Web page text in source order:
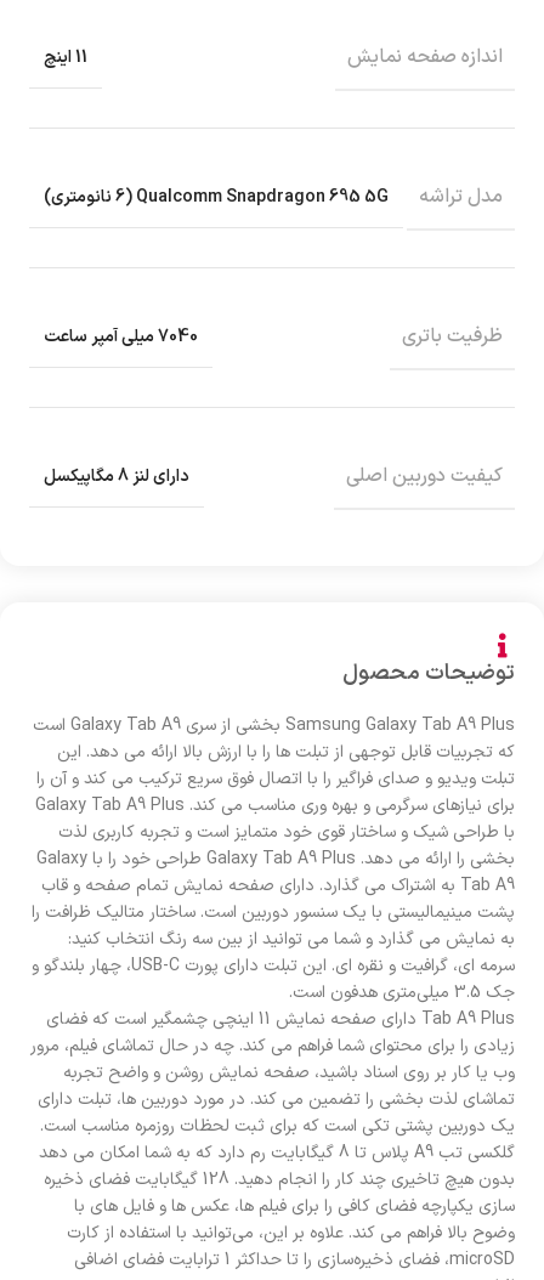
توضیحات محصول
Samsung Galaxy Tab A9 Plus بخشی از سری Galaxy Tab A9 است
که تجربیات قابل توجهی از تبلت ها را با ارزش بالا ارائه می دهد. این
تبلت ویدیو و صدای فراگیر را با اتصال فوق سریع ترکیب می کند و آن را
برای نیازهای سرگرمی و بهره وری مناسب می کند. Galaxy Tab A9 Plus
با طراحی شیک و ساختار قوی خود متمایز است و تجربه کاربری لذت
بخشی را ارائه می دهد. Galaxy Tab A9 Plus طراحی خود را با Galaxy
Tab A9 به اشتراک می گذارد. دارای صفحه نمایش تمام صفحه و قاب
پشت مینیمالیستی با یک سنسور دوربین است. ساختار متالیک ظرافت را
به نمایش می گذارد و شما می توانید از بین سه رنگ انتخاب کنید:
سرمه ای، گرافیت و نقره ای. این تبلت دارای پورت USB-C، چهار بلندگو و
جک 3.5 میلی‌متری هدفون است.
Tab A9 Plus دارای صفحه نمایش 11 اینچی چشمگیر است که فضای
زیادی را برای محتوای شما فراهم می کند. چه در حال تماشای فیلم، مرور
وب یا کار بر روی اسناد باشید، صفحه نمایش روشن و واضح تجربه
تماشای لذت بخشی را تضمین می کند. در مورد دوربین ها، تبلت دارای
یک دوربین پشتی تکی است که برای ثبت لحظات روزمره مناسب است.
گلکسی تب A9 پلاس تا 8 گیگابایت رم دارد که به شما امکان می دهد
بدون هیچ تاخیری چند کار را انجام دهید. 128 گیگابایت فضای ذخیره
سازی یکپارچه فضای کافی را برای فیلم ها، عکس ها و فایل های با
وضوح بالا فراهم می کند. علاوه بر این، می‌توانید با استفاده از کارت
microSD، فضای ذخیره‌سازی را تا حداکثر 1 ترابایت فضای اضافی
اندازه صفحه نمایش 11 اینچ
مدل تراشه Qualcomm Snapdragon 695 5G (6 نانومتری)
ظرفیت باتری 7040 میلی آمپر ساعت
کیفیت دوربین اصلی دارای لنز 8 مگاپیکسل